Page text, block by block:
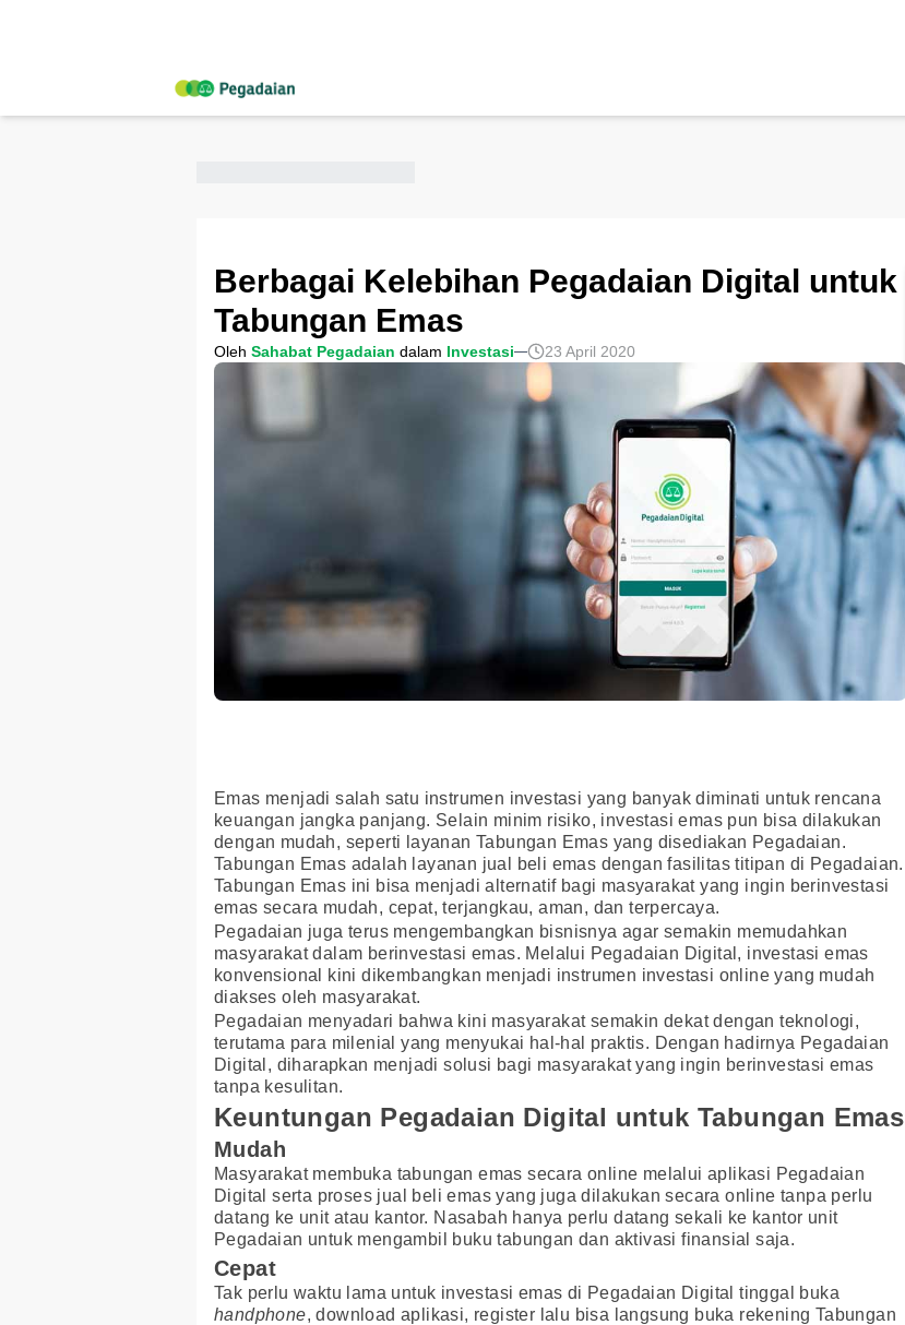
Berbagai Kelebihan Pegadaian Digital untuk
Tabungan Emas
Oleh Sahabat Pegadaian dalam Investasi 23 April 2020
Emas menjadi salah satu instrumen investasi yang banyak diminati untuk rencana
keuangan jangka panjang. Selain minim risiko, investasi emas pun bisa dilakukan
dengan mudah, seperti layanan Tabungan Emas yang disediakan Pegadaian.
Tabungan Emas adalah layanan jual beli emas dengan fasilitas titipan di Pegadaian.
Tabungan Emas ini bisa menjadi alternatif bagi masyarakat yang ingin berinvestasi
emas secara mudah, cepat, terjangkau, aman, dan terpercaya.
Pegadaian juga terus mengembangkan bisnisnya agar semakin memudahkan
masyarakat dalam berinvestasi emas. Melalui Pegadaian Digital, investasi emas
konvensional kini dikembangkan menjadi instrumen investasi online yang mudah
diakses oleh masyarakat.
Pegadaian menyadari bahwa kini masyarakat semakin dekat dengan teknologi,
terutama para milenial yang menyukai hal-hal praktis. Dengan hadirnya Pegadaian
Digital, diharapkan menjadi solusi bagi masyarakat yang ingin berinvestasi emas
tanpa kesulitan.
Keuntungan Pegadaian Digital untuk Tabungan Emas
Mudah
Masyarakat membuka tabungan emas secara online melalui aplikasi Pegadaian
Digital serta proses jual beli emas yang juga dilakukan secara online tanpa perlu
datang ke unit atau kantor. Nasabah hanya perlu datang sekali ke kantor unit
Pegadaian untuk mengambil buku tabungan dan aktivasi finansial saja.
Cepat
Tak perlu waktu lama untuk investasi emas di Pegadaian Digital tinggal buka
handphone, download aplikasi, register lalu bisa langsung buka rekening Tabungan